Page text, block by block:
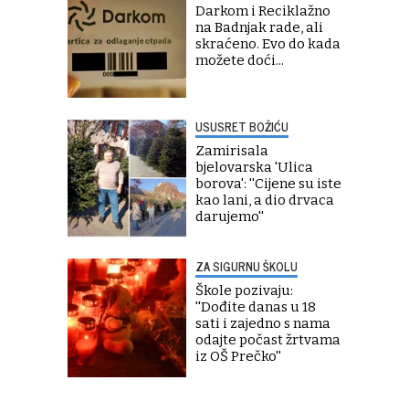
Darkom i Reciklažno
na Badnjak rade, ali
skraćeno. Evo do kada
možete doći...
USUSRET BOŽIĆU
Zamirisala
bjelovarska 'Ulica
borova': ''Cijene su iste
kao lani, a dio drvaca
darujemo''
ZA SIGURNU ŠKOLU
Škole pozivaju:
''Dođite danas u 18
sati i zajedno s nama
odajte počast žrtvama
iz OŠ Prečko''